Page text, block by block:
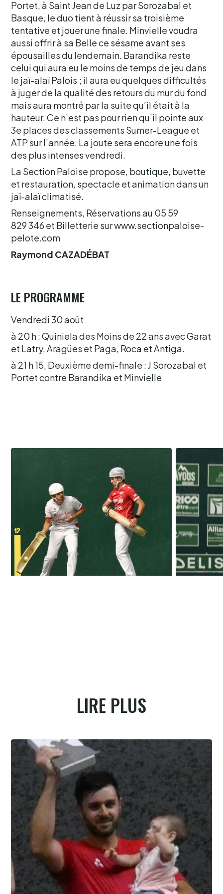
Portet, à Saint Jean de Luz par Sorozabal et
Basque, le duo tient à réussir sa troisième
tentative et jouer une finale. Minvielle voudra
aussi offrir à sa Belle ce sésame avant ses
épousailles du lendemain. Barandika reste
celui qui aura eu le moins de temps de jeu dans
le jaï-alaï Palois ; il aura eu quelques difficultés
à juger de la qualité des retours du mur du fond
mais aura montré par la suite qu’il était à la
hauteur. Ce n’est pas pour rien qu’il pointe aux
3e places des classements Sumer-League et
ATP sur l’année. La joute sera encore une fois
des plus intenses vendredi.
La Section Paloise propose, boutique, buvette
et restauration, spectacle et animation dans un
jaï-alaï climatisé.
Renseignements, Réservations au 05 59
829 346 et Billetterie sur www.sectionpaloise-
pelote.com
Raymond CAZADÉBAT
LE PROGRAMME
Vendredi 30 août
à 20 h : Quiniela des Moins de 22 ans avec Garat
et Latry, Aragües et Paga, Roca et Antiga.
à 21 h 15, Deuxième demi-finale : J Sorozabal et
Portet contre Barandika et Minvielle
LIRE PLUS